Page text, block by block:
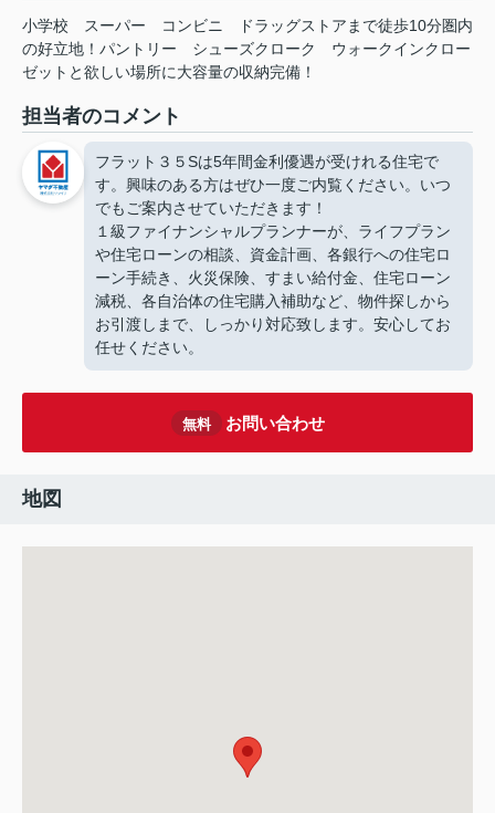
小学校 スーパー コンビニ
ドラッグストアまで徒歩10分圏内
の好立地！パントリー
シューズクローク
ウォークインクロー
ゼットと欲しい場所に大容量の収納完備！
担当者のコメント
フラット３５Sは5年間金利優遇が受けれる住宅で
す。興味のある方はぜひ一度ご内覧ください。いつ
でもご案内させていただきます！
１級ファイナンシャルプランナーが、ライフプラン
や住宅ローンの相談、資金計画、各銀行への住宅ロ
ーン手続き、火災保険、すまい給付金、住宅ローン
減税、各自治体の住宅購入補助など、物件探しから
お引渡しまで、しっかり対応致します。安心してお
任せください。
無料 お問い合わせ
地図